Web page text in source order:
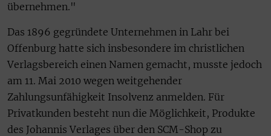
übernehmen."
Das 1896 gegründete Unternehmen in Lahr bei
Offenburg hatte sich insbesondere im christlichen
Verlagsbereich einen Namen gemacht, musste jedoch
am 11. Mai 2010 wegen weitgehender
Zahlungsunfähigkeit Insolvenz anmelden. Für
Privatkunden besteht nun die Möglichkeit, Produkte
des Johannis Verlages über den SCM-Shop zu